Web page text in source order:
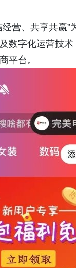
营、共享共赢
数字化运营技
平台。